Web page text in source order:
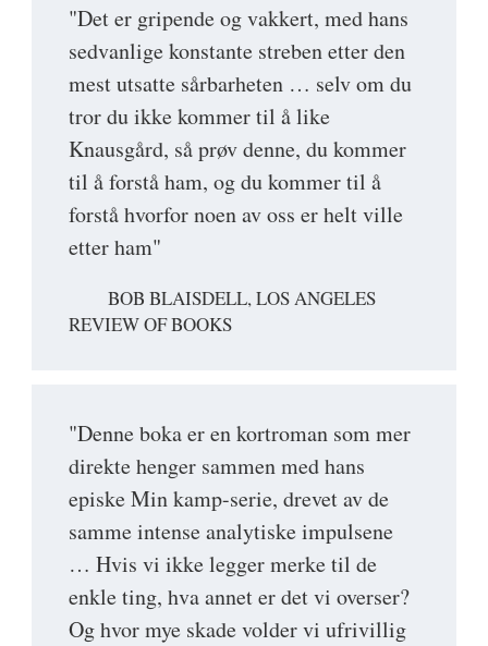
"Det er gripende og vakkert, med hans
sedvanlige konstante streben etter den
mest utsatte sårbarheten … selv om du
tror du ikke kommer til å like
Knausgård, så prøv denne, du kommer
til å forstå ham, og du kommer til å
forstå hvorfor noen av oss er helt ville
etter ham"
BOB BLAISDELL, LOS ANGELES
REVIEW OF BOOKS
"Denne boka er en kortroman som mer
direkte henger sammen med hans
episke Min kamp-serie, drevet av de
samme intense analytiske impulsene
… Hvis vi ikke legger merke til de
enkle ting, hva annet er det vi overser?
Og hvor mye skade volder vi ufrivillig